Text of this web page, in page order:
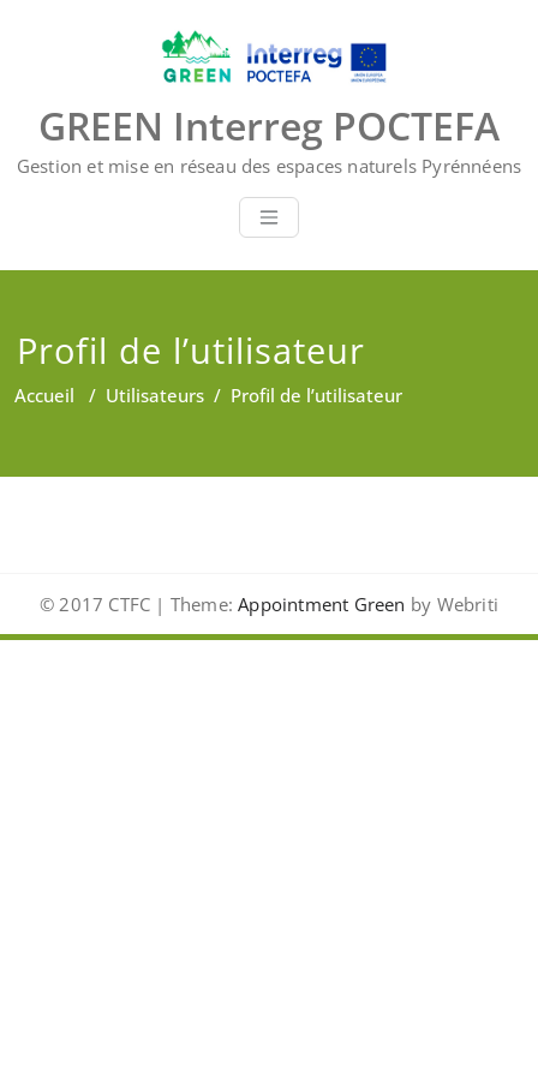
GREEN Interreg POCTEFA
Gestion et mise en réseau des espaces naturels Pyrénnéens
Profil de l’utilisateur
Accueil / Utilisateurs / Profil de l’utilisateur
© 2017 CTFC | Theme: Appointment Green by Webriti